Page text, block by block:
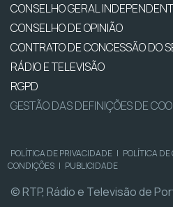
CONSELHO GERAL
CONSELHO DE OPINIÃO
CONTRATO DE CONCESSÃO DO
RÁDIO E TELEVISÃO
RGPD
GESTÃO DAS DEFINIÇÕES DE
POLÍTICA DE PRIVACIDADE | POLÍTICA DE
CONDIÇÕES | PUBLICIDADE
© RTP, Rádio e Televisão de